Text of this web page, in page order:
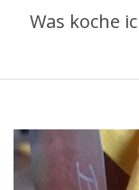
Was koche